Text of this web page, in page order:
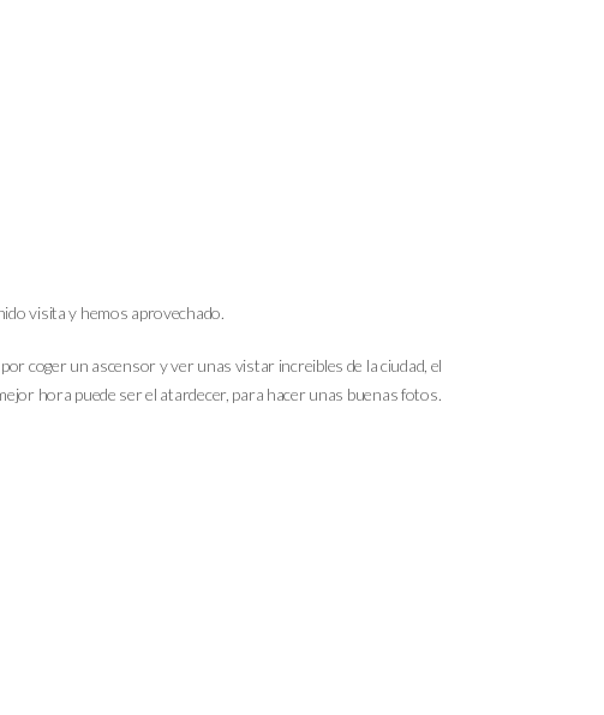
visita y hemos aprovechado.
coger un ascensor y ver unas vistar increibles de la ciudad, el
hora puede ser el atardecer, para hacer unas buenas fotos.